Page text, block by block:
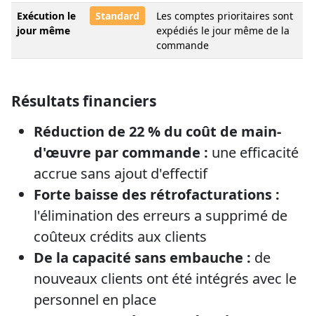
Exécution le
jour même
Standard
Les comptes prioritaires sont
expédiés le jour même de la
commande
Résultats financiers
Réduction de 22 % du coût de main-
d'œuvre par commande : une efficacité
accrue sans ajout d'effectif
Forte baisse des rétrofacturations :
l'élimination des erreurs a supprimé de
coûteux crédits aux clients
De la capacité sans embauche : de
nouveaux clients ont été intégrés avec le
personnel en place